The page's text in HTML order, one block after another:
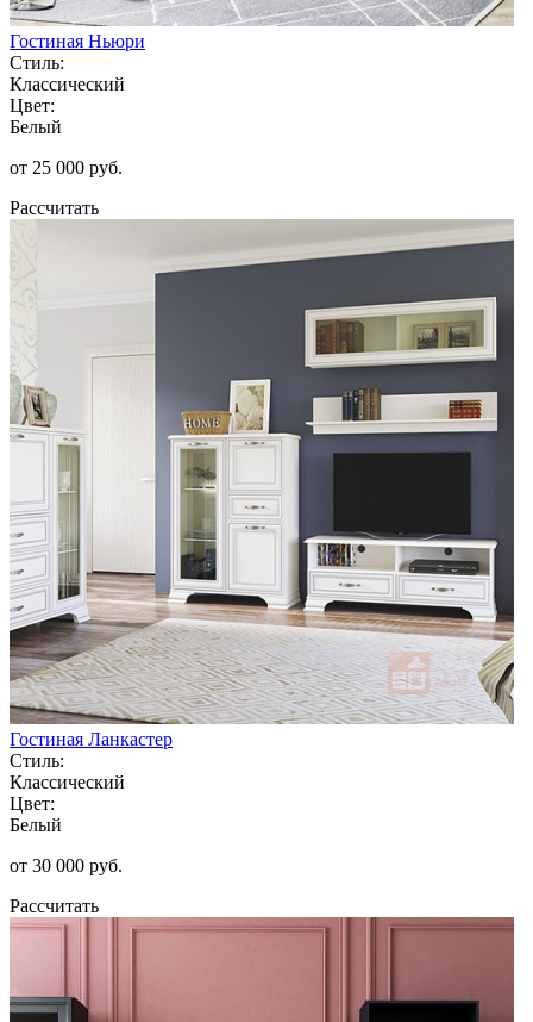
Гостиная Ньюри
Стиль:
Классический
Цвет:
Белый
от 25 000 руб.
Рассчитать
Гостиная Ланкастер
Стиль:
Классический
Цвет:
Белый
от 30 000 руб.
Рассчитать